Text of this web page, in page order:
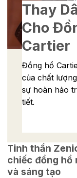
Thay
Cho
Cartier
Đồng hồ
của chất
sự hoàn hảo
tiết.
Tinh thần
chiếc đồng hồ
và sáng tạo